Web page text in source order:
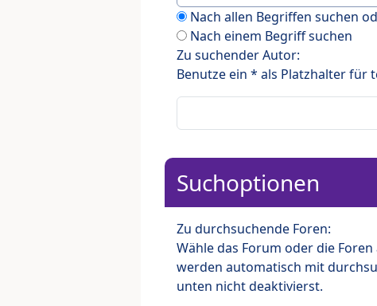
Nach allen Begriffen suchen
Nach einem Begriff suchen
Zu suchender Autor:
Benutze ein * als Platzhalter für
Suchoptionen
Zu durchsuchende Foren:
Wähle das Forum oder die
werden automatisch mit
unten nicht deaktivierst.